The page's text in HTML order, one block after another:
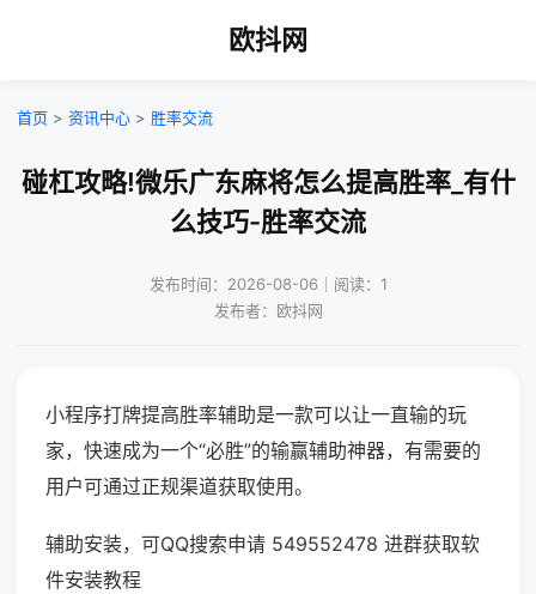
欧抖网
首页 > 资讯中心 > 胜率交流
碰杠攻略!微乐广东麻将怎么提高胜率_有什
么技巧-胜率交流
发布时间：2026-08-06｜阅读：1
发布者：欧抖网
小程序打牌提高胜率辅助是一款可以让一直输的玩
家，快速成为一个“必胜”的输赢辅助神器，有需要的
用户可通过正规渠道获取使用。
辅助安装，可QQ搜索申请 549552478 进群获取软
件安装教程